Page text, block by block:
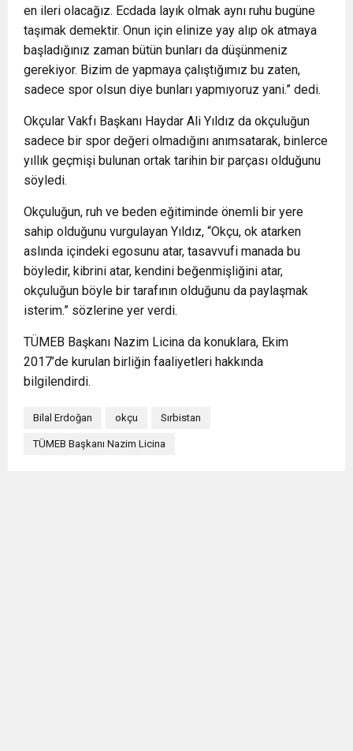
en ileri olacağız. Ecdada layık olmak aynı ruhu bugüne
taşımak demektir. Onun için elinize yay alıp ok atmaya
başladığınız zaman bütün bunları da düşünmeniz
gerekiyor. Bizim de yapmaya çalıştığımız bu zaten,
sadece spor olsun diye bunları yapmıyoruz yani.” dedi.
Okçular Vakfı Başkanı Haydar Ali Yıldız da okçuluğun
sadece bir spor değeri olmadığını anımsatarak, binlerce
yıllık geçmişi bulunan ortak tarihin bir parçası olduğunu
söyledi.
Okçuluğun, ruh ve beden eğitiminde önemli bir yere
sahip olduğunu vurgulayan Yıldız, “Okçu, ok atarken
aslında içindeki egosunu atar, tasavvufi manada bu
böyledir, kibrini atar, kendini beğenmişliğini atar,
okçuluğun böyle bir tarafının olduğunu da paylaşmak
isterim.” sözlerine yer verdi.
TÜMEB Başkanı Nazim Licina da konuklara, Ekim
2017’de kurulan birliğin faaliyetleri hakkında
bilgilendirdi.
Bilal Erdoğan okçu Sırbistan
TÜMEB Başkanı Nazim Licina